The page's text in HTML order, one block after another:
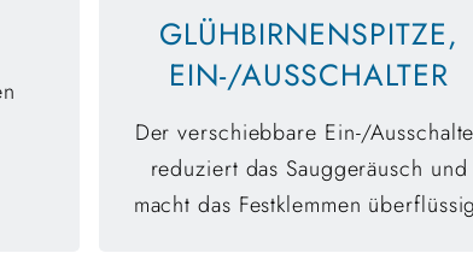
GLÜHBIRNENSPITZE,
EIN-/AUSSCHALTER
Der verschiebbare Ein-/
reduziert das Sauggeräusch und
macht das Festklemmen